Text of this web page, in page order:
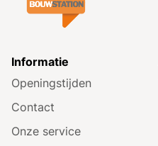
Informatie
Openingstijden
Contact
Onze service